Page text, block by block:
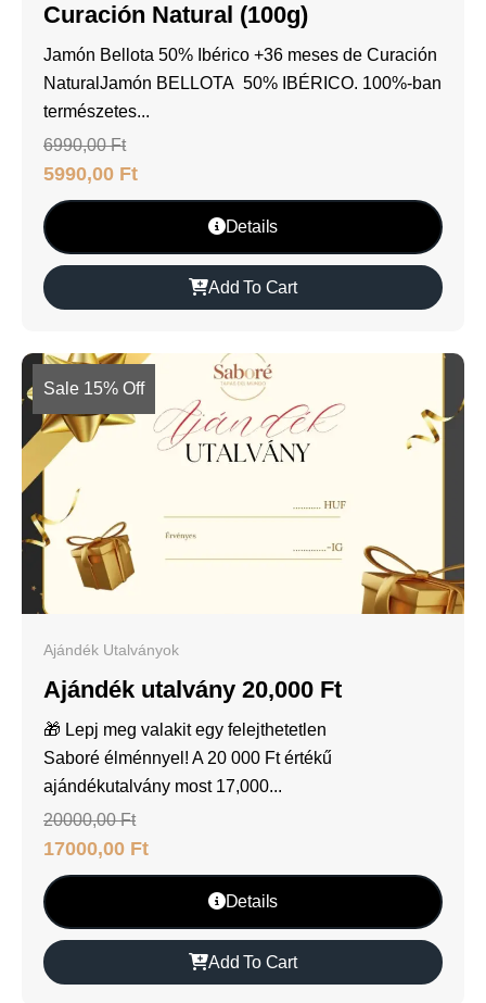
Curación Natural (100g)
Jamón Bellota 50% Ibérico +36 meses de Curación
NaturalJamón BELLOTA 50% IBÉRICO. 100%-ban
természetes...
6990,00Ft
5990,00 Ft
Details
Add To Cart
Sale 15% Off
Ajándék Utalványok
Ajándék utalvány 20,000 Ft
🎁 Lepj meg valakit egy felejthetetlen
Saboré élménnyel! A 20 000 Ft értékű
ajándékutalvány most 17,000...
20000,00Ft
17000,00 Ft
Details
Add To Cart